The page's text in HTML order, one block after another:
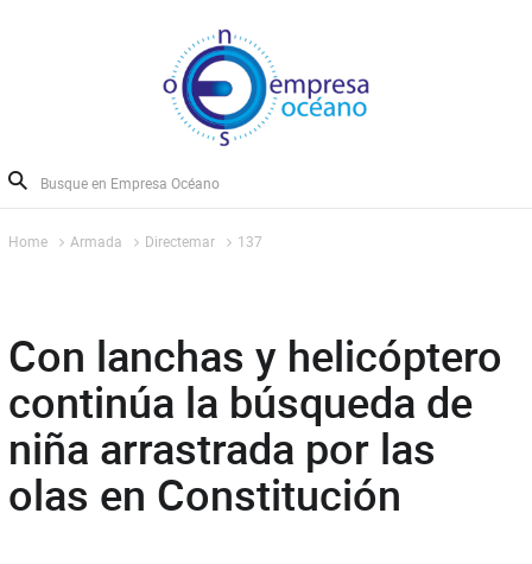
Home Armada Directemar 137
Con lanchas y helicóptero
continúa la búsqueda de
niña arrastrada por las
olas en Constitución